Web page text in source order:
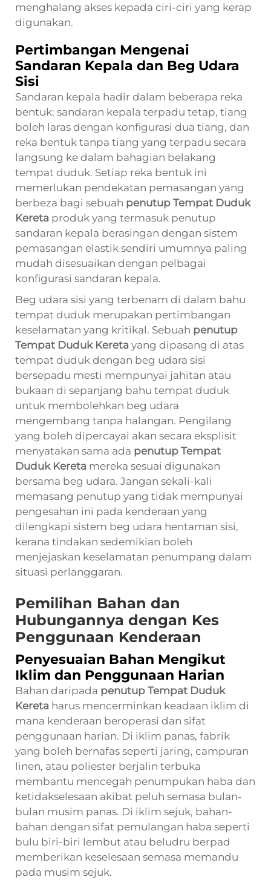
menghalang akses kepada ciri-ciri yang kerap
digunakan.
Pertimbangan Mengenai
Sandaran Kepala dan Beg Udara
Sisi
Sandaran kepala hadir dalam beberapa reka
bentuk: sandaran kepala terpadu tetap, tiang
boleh laras dengan konfigurasi dua tiang, dan
reka bentuk tanpa tiang yang terpadu secara
langsung ke dalam bahagian belakang
tempat duduk. Setiap reka bentuk ini
memerlukan pendekatan pemasangan yang
berbeza bagi sebuah penutup Tempat Duduk
Kereta produk yang termasuk penutup
sandaran kepala berasingan dengan sistem
pemasangan elastik sendiri umumnya paling
mudah disesuaikan dengan pelbagai
konfigurasi sandaran kepala.
Beg udara sisi yang terbenam di dalam bahu
tempat duduk merupakan pertimbangan
keselamatan yang kritikal. Sebuah penutup
Tempat Duduk Kereta yang dipasang di atas
tempat duduk dengan beg udara sisi
bersepadu mesti mempunyai jahitan atau
bukaan di sepanjang bahu tempat duduk
untuk membolehkan beg udara
mengembang tanpa halangan. Pengilang
yang boleh dipercayai akan secara eksplisit
menyatakan sama ada penutup Tempat
Duduk Kereta mereka sesuai digunakan
bersama beg udara. Jangan sekali-kali
memasang penutup yang tidak mempunyai
pengesahan ini pada kenderaan yang
dilengkapi sistem beg udara hentaman sisi,
kerana tindakan sedemikian boleh
menjejaskan keselamatan penumpang dalam
situasi perlanggaran.
Pemilihan Bahan dan
Hubungannya dengan Kes
Penggunaan Kenderaan
Penyesuaian Bahan Mengikut
Iklim dan Penggunaan Harian
Bahan daripada penutup Tempat Duduk
Kereta harus mencerminkan keadaan iklim di
mana kenderaan beroperasi dan sifat
penggunaan harian. Di iklim panas, fabrik
yang boleh bernafas seperti jaring, campuran
linen, atau poliester berjalin terbuka
membantu mencegah penumpukan haba dan
ketidakselesaan akibat peluh semasa bulan-
bulan musim panas. Di iklim sejuk, bahan-
bahan dengan sifat pemulangan haba seperti
bulu biri-biri lembut atau beludru berpad
memberikan keselesaan semasa memandu
pada musim sejuk.